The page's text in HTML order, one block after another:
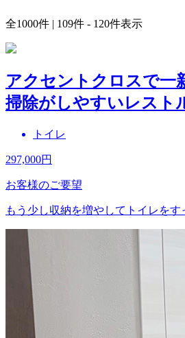
全1000件 | 109件 - 120件表示
アクセントクロスで一
掃除がしやすいレスト
トイレ
297,000円
お客様のご要望
もう少し収納を増やしてトイレをす